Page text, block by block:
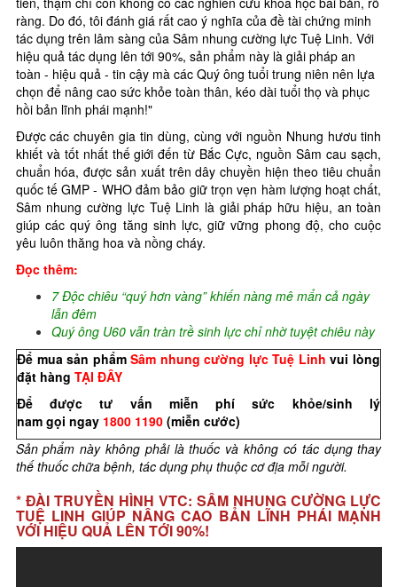
ràng. Do đó, tôi đánh giá rất cao ý nghĩa của đề tài chứng minh
tác dụng trên lâm sàng của Sâm nhung cường lực Tuệ Linh. Với
hiệu quả tác dụng lên tới 90%, sản phẩm này là giải pháp an
toàn - hiệu quả - tin cậy mà các Quý ông tuổi trung niên nên lựa
chọn để nâng cao sức khỏe toàn thân, kéo dài tuổi thọ và phục
hồi bản lĩnh phái mạnh!"
Được các chuyên gia tin dùng, cùng với nguồn Nhung hươu tinh
khiết và tốt nhất thế giới đến từ Bắc Cực, nguồn Sâm cau sạch,
chuẩn hóa, được sản xuất trên dây chuyền hiện theo tiêu chuẩn
quốc tế GMP - WHO đảm bảo giữ trọn vẹn hàm lượng hoạt chất,
Sâm nhung cường lực Tuệ Linh là giải pháp hữu hiệu, an toàn
giúp các quý ông tăng sinh lực, giữ vững phong độ, cho cuộc
yêu luôn thăng hoa và nồng cháy.
Đọc thêm:
7 Độc chiêu “quý hơn vàng” khiến nàng mê mẩn cả ngày
lẫn đêm
Quý ông U60 vẫn tràn trề sinh lực chỉ nhờ tuyệt chiêu này
Để mua sản phẩm Sâm nhung cường lực Tuệ Linh vui lòng
đặt hàng TẠI ĐÂY
Để được tư vấn miễn phí sức khỏe/sinh lý
namgọi ngay 1800 1190 (miễn cước)
Sản phẩm này không phải là thuốc và không có tác dụng thay
thế thuốc chữa bệnh, tác dụng phụ thuộc cơ địa mỗi người.
* ĐÀI TRUYỀN HÌNH VTC: SÂM NHUNG CƯỜNG LỰC
TUỆ LINH GIÚP NÂNG CAO BẢN LĨNH PHÁI MẠNH
VỚI HIỆU QUẢ LÊN TỚI 90%!